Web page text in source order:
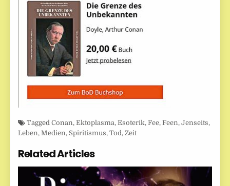
TaggedConan,Ektoplasma,Esoterik,Fee,Feen,Jenseits,
Leben, Medien, Spiritismus,Tod , Zeit
Related Articles